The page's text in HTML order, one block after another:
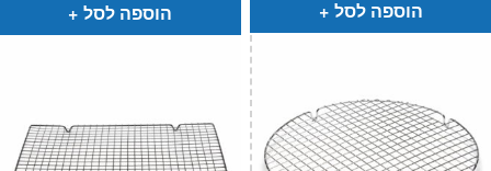
הוספה לסל הוספה לסל